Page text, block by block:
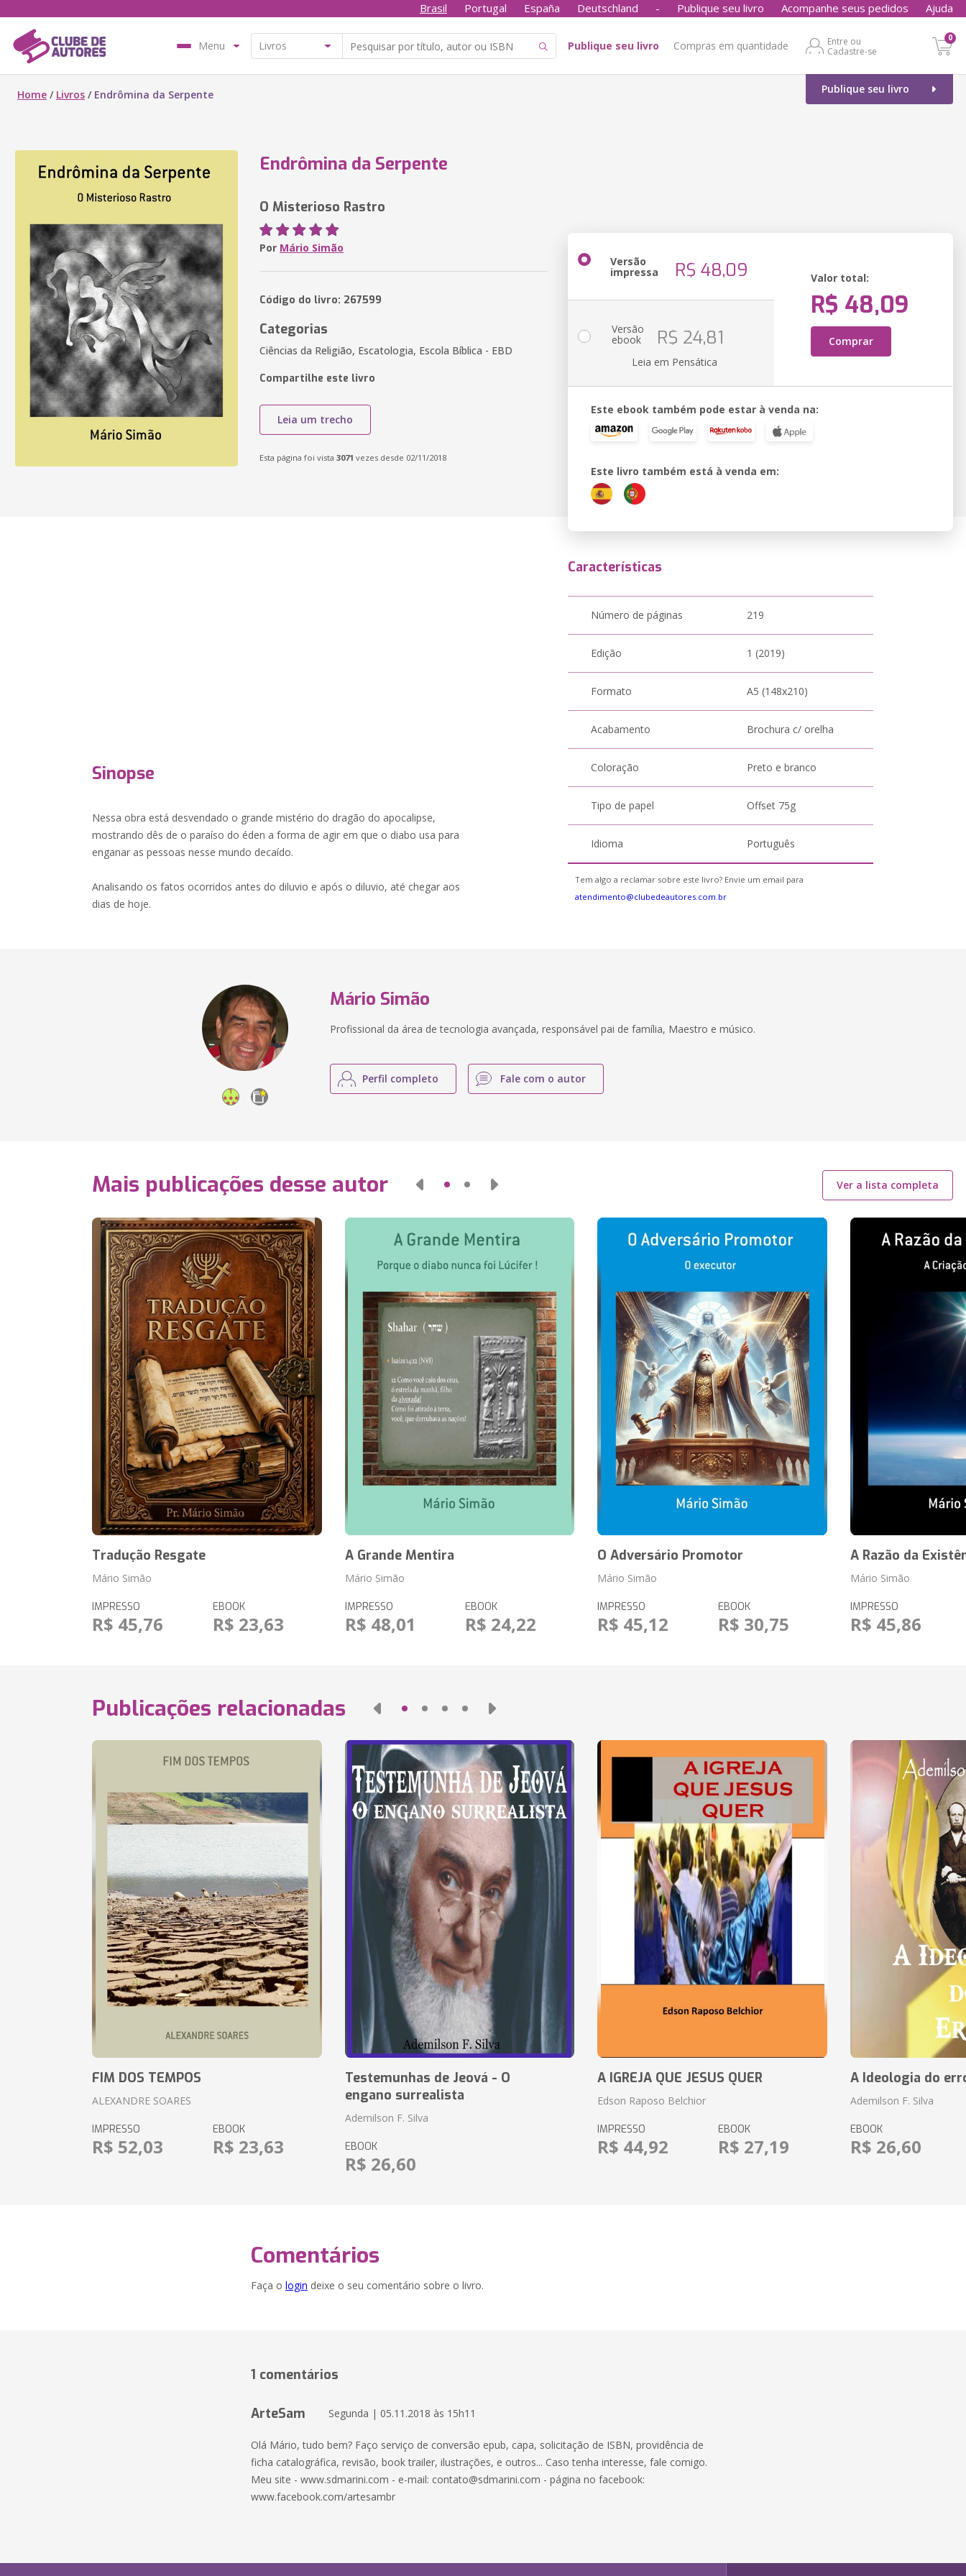
Brasil Portugal España Deutschland - Publique seu livro Acompanhe seus pedidos Ajuda
Menu Publique seu livro Compras em quantidade
Entre ou
Cadastre-se
0
Publique seu livro
Home / Livros / Endrômina da Serpente
Endrômina da Serpente
O Misterioso Rastro
Por Mário Simão
Código do livro: 267599
Categorias
Ciências da Religião, Escatologia, Escola Bíblica - EBD
Compartilhe este livro
Leia um trecho
Esta página foi vista 3071 vezes desde 02/11/2018
Versão
impressa R$ 48,09 Valor total:
R$ 48,09
Comprar
Versão
ebook R$ 24,81
Leia em Pensática
Este ebook também pode estar à venda na:
Este livro também está à venda em:
Sinopse
Nessa obra está desvendado o grande mistério do dragão do apocalipse,
mostrando dês de o paraíso do éden a forma de agir em que o diabo usa para
enganar as pessoas nesse mundo decaído.
Analisando os fatos ocorridos antes do diluvio e após o diluvio, até chegar aos
dias de hoje.
Características
Número de páginas 219
Edição 1 (2019)
Formato A5 (148x210)
Acabamento Brochura c/ orelha
Coloração Preto e branco
Tipo de papel Offset 75g
Idioma Português
Tem algo a reclamar sobre este livro? Envie um email para
atendimento@clubedeautores.com.br
Mário Simão
Profissional da área de tecnologia avançada, responsável pai de família, Maestro e músico.
Perfil completo Fale com o autor
Mais publicações desse autor Ver a lista completa
Tradução Resgate
Mário Simão
IMPRESSO
R$ 45,76
EBOOK
R$ 23,63
A Grande Mentira
Mário Simão
IMPRESSO
R$ 48,01
EBOOK
R$ 24,22
O Adversário Promotor
Mário Simão
IMPRESSO
R$ 45,12
EBOOK
R$ 30,75
A Razão da
Mário Simão
IMPRESSO
R$ 45,86
Publicações relacionadas
FIM DOS TEMPOS
ALEXANDRE SOARES
IMPRESSO
R$ 52,03
EBOOK
R$ 23,63
Testemunhas de Jeová - O
engano surrealista
Ademilson F. Silva
EBOOK
R$ 26,60
A IGREJA QUE JESUS QUER
Edson Raposo Belchior
IMPRESSO
R$ 44,92
EBOOK
R$ 27,19
A Ideologia do
Ademilson F. Silva
EBOOK
R$ 26,60
Comentários
Faça o login deixe o seu comentário sobre o livro.
1 comentários
ArteSam Segunda | 05.11.2018 às 15h11
Olá Mário, tudo bem? Faço serviço de conversão epub, capa, solicitação de ISBN, providência de
ficha catalográfica, revisão, book trailer, ilustrações, e outros... Caso tenha interesse, fale comigo.
Meu site - www.sdmarini.com - e-mail: contato@sdmarini.com - página no facebook:
www.facebook.com/artesambr